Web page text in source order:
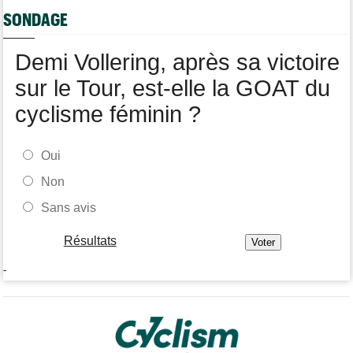
Tadej Pogacar a joué les supporters pour Urska Zigart
SONDAGE
Demi Vollering, après sa victoire
sur le Tour, est-elle la GOAT du
cyclisme féminin ?
Oui
Non
Sans avis
Résultats
-